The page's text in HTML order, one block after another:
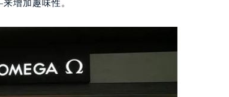
增加趣味性。